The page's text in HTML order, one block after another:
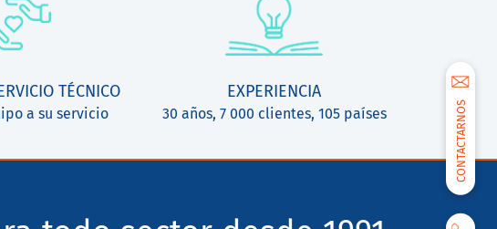
CONTACTARNOS
TÉCNICO
a su servicio
EXPERIENCIA
30 años, 7 000 clientes, 105 países